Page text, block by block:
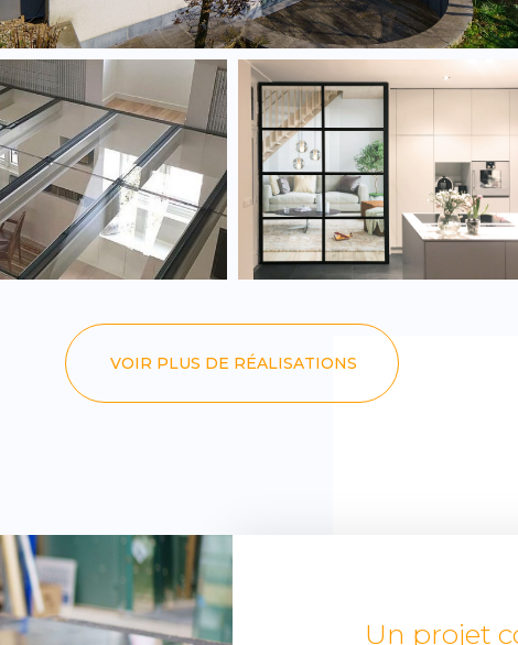
de sol en verre
transparent.
Parois fixe verre et
aluminium.
VOIR PLUS DE RÉALISATIONS
Un projet